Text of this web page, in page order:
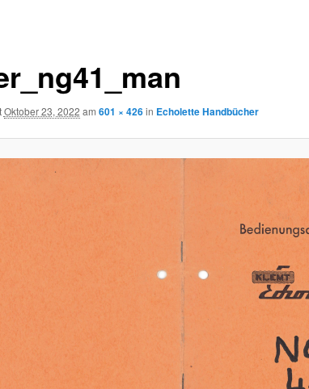
Oktober 23, 2022 am 601 × 426in Echolette Handbücher